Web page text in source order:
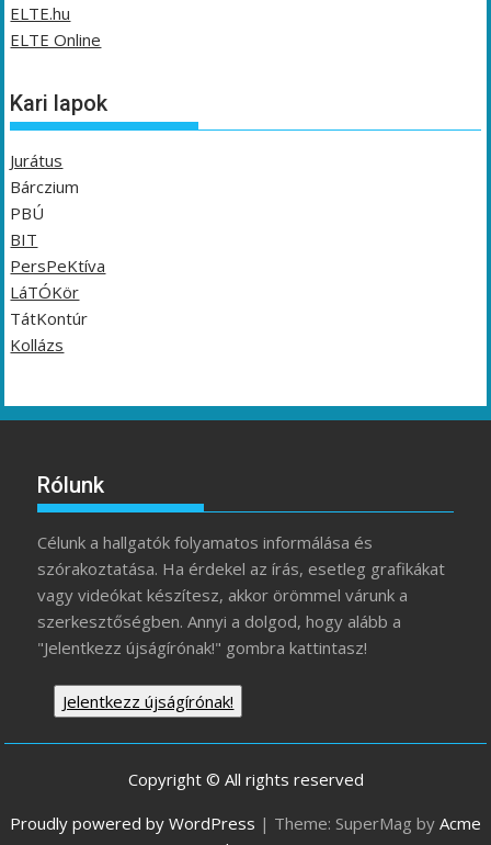
ELTE.hu
ELTE Online
Kari lapok
Jurátus
Bárczium
PBÚ
BIT
PersPeKtíva
LáTÓKör
TátKontúr
Kollázs
Rólunk
Célunk a hallgatók folyamatos informálása és
szórakoztatása. Ha érdekel az írás, esetleg grafikákat
vagy videókat készítesz, akkor örömmel várunk a
szerkesztőségben. Annyi a dolgod, hogy alább a
"Jelentkezz újságírónak!" gombra kattintasz!
Jelentkezz újságírónak!
Copyright © All rights reserved
Proudly powered by WordPress | Theme: SuperMag by Acme